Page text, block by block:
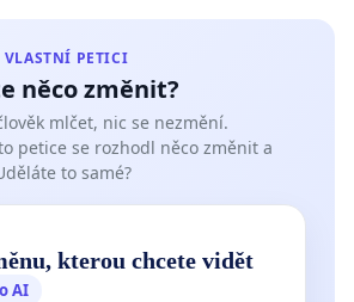
VLASTNÍ PETICI
něco změnit?
mlčet, nic se nezmění.
petice se rozhodl něco změnit a
to samé?
kterou chcete vidět
AI